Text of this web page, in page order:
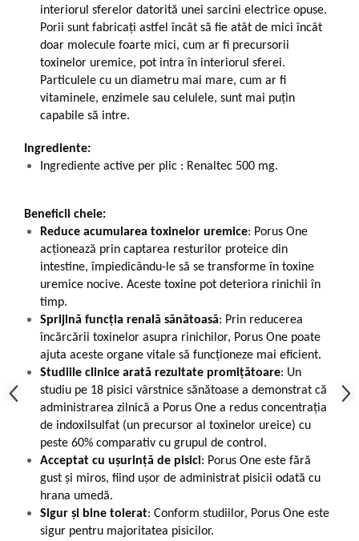
interiorul sferelor datorită unei sarcini electrice opuse.
Porii sunt fabricați astfel încât să fie atât de mici încât
doar molecule foarte mici, cum ar fi precursorii
toxinelor uremice, pot intra în interiorul sferei.
Particulele cu un diametru mai mare, cum ar fi
vitaminele, enzimele sau celulele, sunt mai puțin
capabile să intre.
Ingrediente:
Ingrediente active per plic : Renaltec 500 mg.
Beneficii cheie:
Reduce acumularea toxinelor uremice: Porus One
acționează prin captarea resturilor proteice din
intestine, împiedicându-le să se transforme în toxine
uremice nocive. Aceste toxine pot deteriora rinichii în
timp.
Sprijină funcția renală sănătoasă: Prin reducerea
încărcării toxinelor asupra rinichilor, Porus One poate
ajuta aceste organe vitale să funcționeze mai eficient.
Studiile clinice arată rezultate promițătoare: Un
studiu pe 18 pisici vârstnice sănătoase a demonstrat că
administrarea zilnică a Porus One a redus concentrația
de indoxilsulfat (un precursor al toxinelor ureice) cu
peste 60% comparativ cu grupul de control.
Acceptat cu ușurință de pisici: Porus One este fără
gust și miros, fiind ușor de administrat pisicii odată cu
hrana umedă.
Sigur și bine tolerat: Conform studiilor, Porus One este
sigur pentru majoritatea pisicilor.